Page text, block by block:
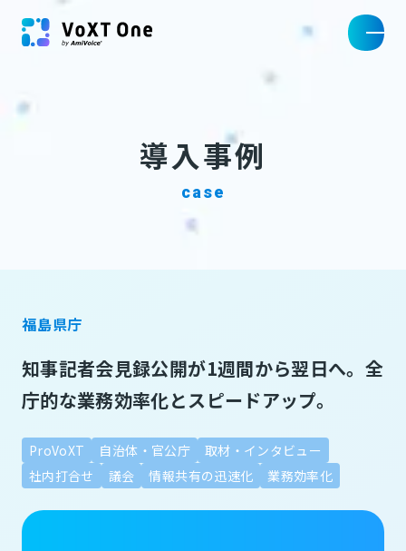
導入事例
case
福島県庁
知事記者会見録公開が1週間から翌日へ。全
庁的な業務効率化とスピードアップ。
ProVoXT 自治体・官公庁
取材・インタビュー
社内打合せ
議会 情報共有の迅速化 業務効率化